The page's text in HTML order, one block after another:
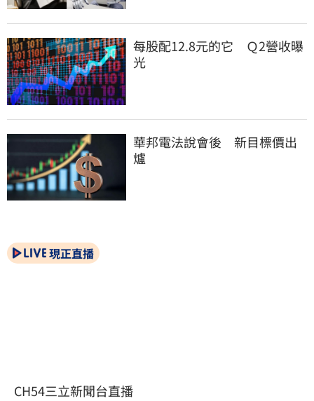
每股配12.8元的它　Ｑ2營收曝
光
華邦電法說會後　新目標價出
爐
現正直播
CH54三立新聞台直播